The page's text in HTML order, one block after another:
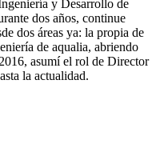
y Desarrollo de
dos años, continue
dos áreas ya: la propia de
de aqualia, abriendo
asumí el rol de Director
la actualidad.